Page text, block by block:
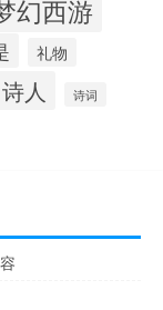
幻西游
礼物
诗人 诗词